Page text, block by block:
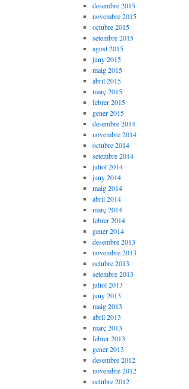
desembre 2015
novembre 2015
octubre 2015
setembre 2015
agost 2015
juny 2015
maig 2015
abril 2015
març 2015
febrer 2015
gener 2015
desembre 2014
novembre 2014
octubre 2014
setembre 2014
juliol 2014
juny 2014
maig 2014
abril 2014
març 2014
febrer 2014
gener 2014
desembre 2013
novembre 2013
octubre 2013
setembre 2013
juliol 2013
juny 2013
maig 2013
abril 2013
març 2013
febrer 2013
gener 2013
desembre 2012
novembre 2012
octubre 2012